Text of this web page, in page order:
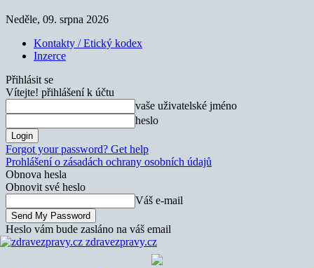
Neděle, 09. srpna 2026
Kontakty / Etický kodex
Inzerce
Přihlásit se
Vítejte! přihlášení k účtu
vaše uživatelské jméno
heslo
Forgot your password? Get help
Prohlášení o zásadách ochrany osobních údajů
Obnova hesla
Obnovit své heslo
Váš e-mail
Heslo vám bude zasláno na váš email
zdravezpravy.cz